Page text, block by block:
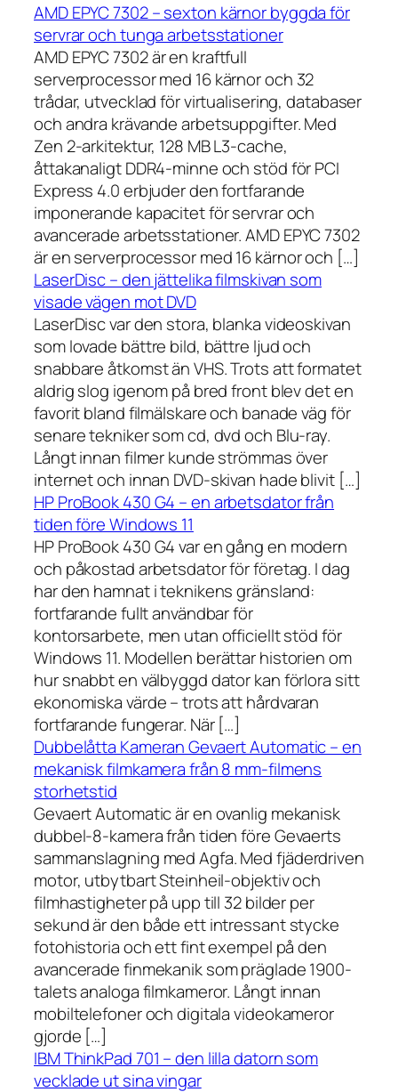
AMD EPYC 7302 – sexton kärnor byggda för
servrar och tunga arbetsstationer
AMD EPYC 7302 är en kraftfull
serverprocessor med 16 kärnor och 32
trådar, utvecklad för virtualisering, databaser
och andra krävande arbetsuppgifter. Med
Zen 2-arkitektur, 128 MB L3-cache,
åttakanaligt DDR4-minne och stöd för PCI
Express 4.0 erbjuder den fortfarande
imponerande kapacitet för servrar och
avancerade arbetsstationer. AMD EPYC 7302
är en serverprocessor med 16 kärnor och […]
LaserDisc – den jättelika filmskivan som
visade vägen mot DVD
LaserDisc var den stora, blanka videoskivan
som lovade bättre bild, bättre ljud och
snabbare åtkomst än VHS. Trots att formatet
aldrig slog igenom på bred front blev det en
favorit bland filmälskare och banade väg för
senare tekniker som cd, dvd och Blu-ray.
Långt innan filmer kunde strömmas över
internet och innan DVD-skivan hade blivit […]
HP ProBook 430 G4 – en arbetsdator från
tiden före Windows 11
HP ProBook 430 G4 var en gång en modern
och påkostad arbetsdator för företag. I dag
har den hamnat i teknikens gränsland:
fortfarande fullt användbar för
kontorsarbete, men utan officiellt stöd för
Windows 11. Modellen berättar historien om
hur snabbt en välbyggd dator kan förlora sitt
ekonomiska värde – trots att hårdvaran
fortfarande fungerar. När […]
Dubbelåtta Kameran Gevaert Automatic – en
mekanisk filmkamera från 8 mm-filmens
storhetstid
Gevaert Automatic är en ovanlig mekanisk
dubbel-8-kamera från tiden före Gevaerts
sammanslagning med Agfa. Med fjäderdriven
motor, utbytbart Steinheil-objektiv och
filmhastigheter på upp till 32 bilder per
sekund är den både ett intressant stycke
fotohistoria och ett fint exempel på den
avancerade finmekanik som präglade 1900-
talets analoga filmkameror. Långt innan
mobiltelefoner och digitala videokameror
gjorde […]
IBM ThinkPad 701 – den lilla datorn som
vecklade ut sina vingar